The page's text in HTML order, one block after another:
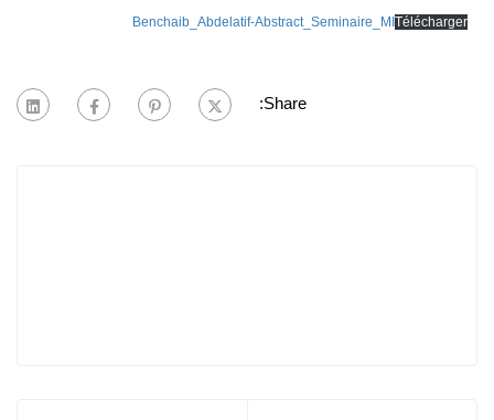
Benchaib_Abdelatif-Abstract_Seminaire_MI Télécharger
Share: